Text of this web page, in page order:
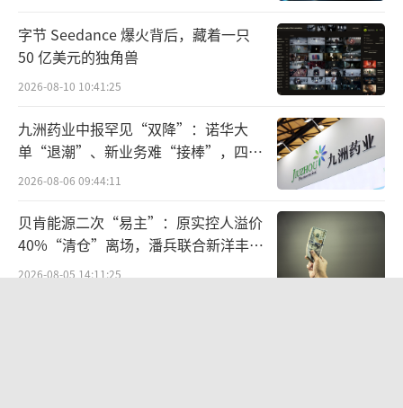
2004年，读书郎开行业先河，第一代读书
郎P4学生电脑成功上市。其他品牌的同类产
品，则称为家教机、学习机或学练机。
正是在那一年，一家深圳公司，打破了原
本由小霸王系把持的教育电子产品行业格局。
1999年，清华大学物理系高材生唐本国，
没有选择成为一名科学家，而是投身于教育行
业，创立学位和辅助教育品牌诺亚舟。2004
字节 Seedance 爆火背后，藏着一只
50 亿美元的独角兽
2026-08-10 10:41:25
九洲药业中报罕见“双降”：诺华大
单“退潮”、新业务难“接棒”，四大
难关待闯
2026-08-06 09:44:11
贝肯能源二次“易主”：原实控人溢价
40%“清仓”离场，潘兵联合新洋丰、
宏科百世拟入主
2026-08-05 14:11:25